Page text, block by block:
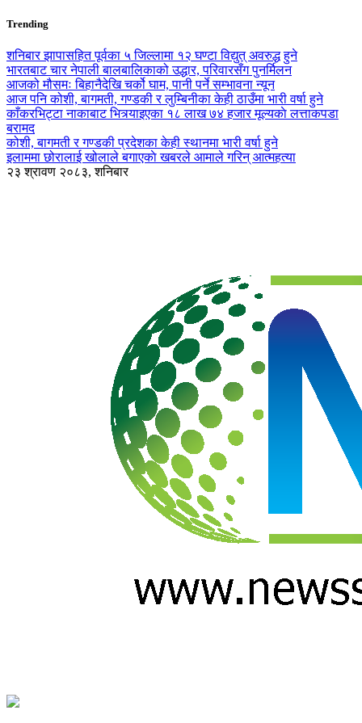
Trending
शनिबार झापासहित पूर्वका ५ जिल्लामा १२ घण्टा विद्युत् अवरुद्ध हुने
भारतबाट चार नेपाली बालबालिकाको उद्धार, परिवारसँग पुनर्मिलन
आजको मौसमः बिहानैदेखि चर्को घाम, पानी पर्ने सम्भावना न्यून
आज पनि कोशी, बागमती, गण्डकी र लुम्बिनीका केही ठाउँमा भारी वर्षा हुने
काँकरभिट्टा नाकाबाट भित्र्याइएका १८ लाख ७४ हजार मूल्यकाे लत्ताकपडा
बरामद
कोशी, बागमती र गण्डकी प्रदेशका केही स्थानमा भारी वर्षा हुने
इलाममा छोरालाई खोलाले बगाएकाे खबरले आमाले गरिन् आत्महत्या
२३ श्रावण २०८३, शनिबार